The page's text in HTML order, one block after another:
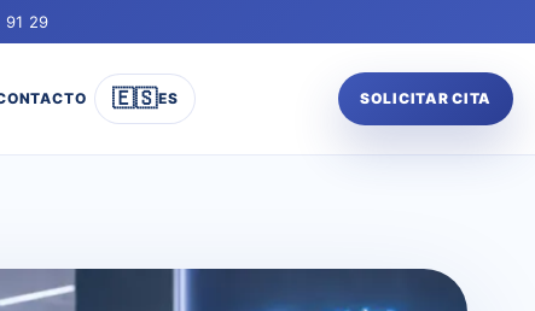
91 29
🇪🇸ES SOLICITAR CITA